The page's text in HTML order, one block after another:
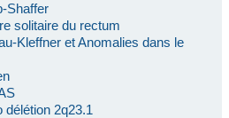
Shaffer
solitaire du rectum
Kleffner et Anomalies dans le
2q23.1